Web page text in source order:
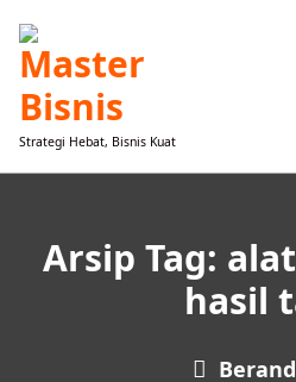
ke
konten
Strategi Hebat, Bisnis Kuat
Arsip Tag:
hasil